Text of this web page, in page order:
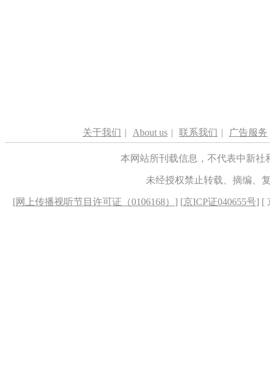
关于我们 | About us | 联系我们 | 广告服务
本网站所刊载信息，不代表中新
未经授权禁止转载、摘编、
[网上传播视听节目许可证（0106168） ] [京ICP证040655号] [